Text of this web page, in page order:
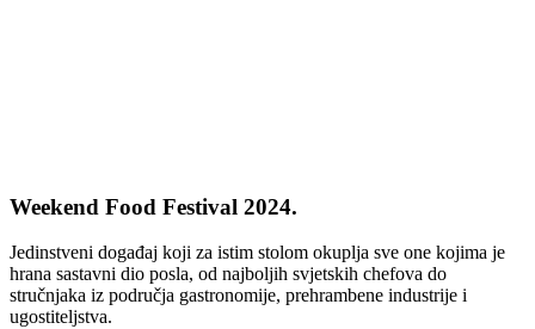
Weekend Food Festival 2024.
Jedinstveni događaj koji za istim stolom okuplja sve one kojima je
hrana sastavni dio posla, od najboljih svjetskih chefova do
stručnjaka iz područja gastronomije, prehrambene industrije i
ugostiteljstva.